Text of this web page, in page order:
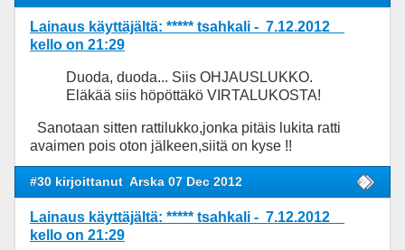
Lainaus käyttäjältä: ***** tsahkali - 7.12.2012
kello on 21:29
Duoda, duoda... Siis OHJAUSLUKKO.
Eläkää siis höpöttäkö VIRTALUKOSTA!
Sanotaan sitten rattilukko,jonka pitäis lukita ratti
avaimen pois oton jälkeen,siitä on kyse !!
#30 kirjoittanut Arska 07 Dec 2012
Lainaus käyttäjältä: ***** tsahkali - 7.12.2012
kello on 21:29